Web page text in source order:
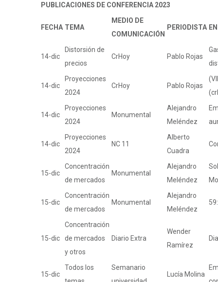
PUBLICACIONES DE CONFERENCIA 2023
FECHA TEMA
MEDIO DE
COMUNICACIÓN
PERIODISTA
14-dic
Distorsión de
precios
CrHoy Pablo Rojas
14-dic
Proyecciones
2024
CrHoy Pablo Rojas
14-dic
Proyecciones
2024
Monumental
Alejandro
Meléndez
14-dic
Proyecciones
2024
NC 11
Alberto
Cuadra
15-dic
Concentración
de mercados
Monumental
Alejandro
Meléndez
15-dic
Concentración
de mercados
Monumental
Alejandro
Meléndez
15-dic
Concentración
de mercados
y otros
Diario Extra
Wender
Ramírez
15-dic
Todos los
Semanario
Lucía Molina